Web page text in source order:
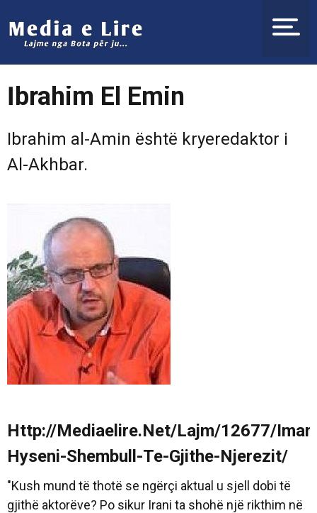
İbrahim El Emin
Ibrahim al-Amin është kryeredaktor i
Al-Akhbar.
Http://Mediaelire.Net/Lajm/12677/
Hyseni-Shembull-Te-Gjithe-Njerezit/
"Kush mund të thotë se ngërçi aktual u sjell dobi të
gjithë aktorëve? Po sikur Irani ta shohë një rikthim në